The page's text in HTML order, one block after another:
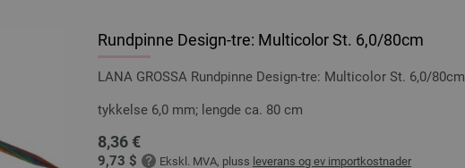
Rundpinne Design-tre: Multicolor St. 6,0/80cm
LANA GROSSA Rundpinne Design-tre: Multicolor St. 6,0/80cm
tykkelse 6,0 mm; lengde ca. 80 cm
8,36 €
9,73 $ Ekskl. MVA, pluss leverans og ev importkostnader